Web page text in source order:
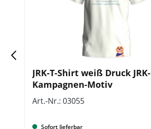
JRK-T-Shirt weiß Druck JRK-
Kampagnen-Motiv
Art.-Nr.: 03055
Sofort lieferbar